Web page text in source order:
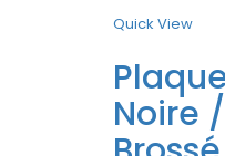
Quick View
Noire